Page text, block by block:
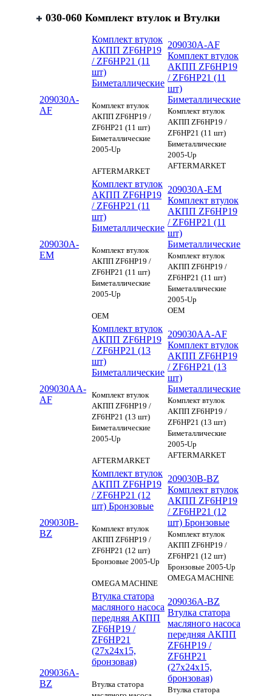
030-060 Комплект втулок и Втулки
209030A-
AF
Комплект втулок
АКПП ZF6HP19
/ ZF6HP21 (11
шт)
Биметаллические
Комплект втулок
АКПП ZF6HP19 /
ZF6HP21 (11 шт)
Биметаллические
2005-Up
AFTERMARKET
209030A-AF
Комплект втулок
АКПП ZF6HP19
/ ZF6HP21 (11
шт)
Биметаллические
Комплект втулок
АКПП ZF6HP19 /
ZF6HP21 (11 шт)
Биметаллические
2005-Up
AFTERMARKET
209030A-
EM
Комплект втулок
АКПП ZF6HP19
/ ZF6HP21 (11
шт)
Биметаллические
Комплект втулок
АКПП ZF6HP19 /
ZF6HP21 (11 шт)
Биметаллические
2005-Up
OEM
209030A-EM
Комплект втулок
АКПП ZF6HP19
/ ZF6HP21 (11
шт)
Биметаллические
Комплект втулок
АКПП ZF6HP19 /
ZF6HP21 (11 шт)
Биметаллические
2005-Up
OEM
209030AA-
AF
Комплект втулок
АКПП ZF6HP19
/ ZF6HP21 (13
шт)
Биметаллические
Комплект втулок
АКПП ZF6HP19 /
ZF6HP21 (13 шт)
Биметаллические
2005-Up
AFTERMARKET
209030AA-AF
Комплект втулок
АКПП ZF6HP19
/ ZF6HP21 (13
шт)
Биметаллические
Комплект втулок
АКПП ZF6HP19 /
ZF6HP21 (13 шт)
Биметаллические
2005-Up
AFTERMARKET
209030B-
BZ
Комплект втулок
АКПП ZF6HP19
/ ZF6HP21 (12
шт) Бронзовые
Комплект втулок
АКПП ZF6HP19 /
ZF6HP21 (12 шт)
Бронзовые 2005-Up
OMEGA MACHINE
209030B-BZ
Комплект втулок
АКПП ZF6HP19
/ ZF6HP21 (12
шт) Бронзовые
Комплект втулок
АКПП ZF6HP19 /
ZF6HP21 (12 шт)
Бронзовые 2005-Up
OMEGA MACHINE
209036A-
BZ
Втулка статора
масляного насоса
передняя АКПП
ZF6HP19 /
ZF6HP21
(27x24x15,
бронзовая)
Втулка статора
209036A-BZ
Втулка статора
масляного насоса
передняя АКПП
ZF6HP19 /
ZF6HP21
(27x24x15,
бронзовая)
Втулка статора